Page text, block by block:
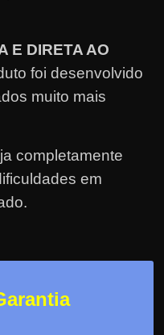
E DIRETA AO
foi desenvolvido
muito mais
completamente
em